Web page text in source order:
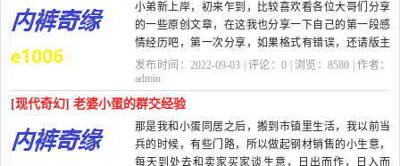
小弟新上岸，初来乍到，比较喜欢看各位大哥们分享
的一些原创文章，在这我也分享一下自己的第一段感
情经历吧，第一次分享，如果格式有错误，还请版主
提醒。
我是在一个小县城里长大，在上...
发布时间：2022-09-03 | 评论：0 | 浏览：8580 | 作者：
admin
[现代奇幻] 老婆小蛋的群交经验
那是我和小蛋同居之后，搬到市镇里生活，我以前当
兵的时候，有些门路，所以做起钢材销售的小生意，
每天到处去和卖家买家谈生意，日出而作，日入而